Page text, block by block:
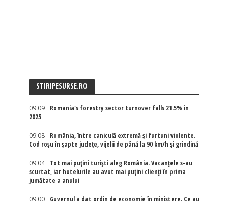
STIRIPESURSE.RO
09:09
Romania's forestry sector turnover falls 21.5% in
2025
09:08
România, între caniculă extremă și furtuni violente.
Cod roșu în șapte județe, vijelii de până la 90 km/h și grindină
09:04
Tot mai puțini turiști aleg România. Vacanțele s-au
scurtat, iar hotelurile au avut mai puțini clienți în prima
jumătate a anului
09:00
Guvernul a dat ordin de economie în ministere. Ce au